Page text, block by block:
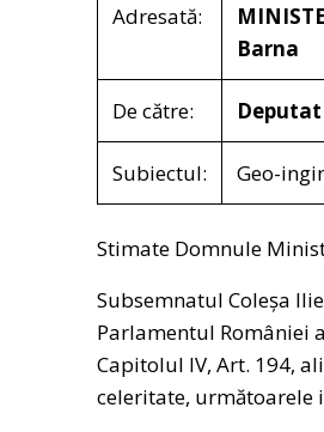
Adresată:
Barna
De către: Deputat
Subiectul: Geo-
Stimate Domnule
Subsemnatul Coleșa
Parlamentul României
Capitolul IV, Art. 194,
celeritate, următoarele